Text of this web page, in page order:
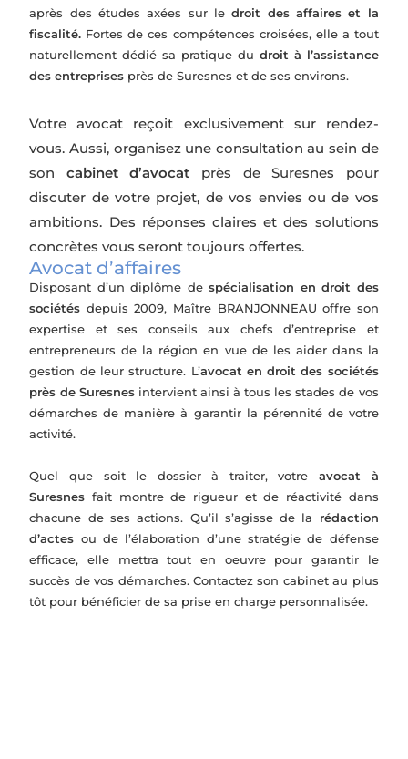
après des études axées sur ledroit des affaires et la
fiscalité. Fortes de ces compétences croisées, elle a tout
naturellement dédié sa pratique du droit à l’assistance
des entreprises près de Suresnes et de ses environs.
Votre avocat reçoit exclusivement sur rendez-
vous. Aussi, organisez une consultation au sein de
son cabinet d’avocat près de Suresnes pour
discuter de votre projet, de vos envies ou de vos
ambitions. Des réponses claires et des solutions
concrètes vous seront toujours offertes.
Avocat d’affaires
Disposant d’un diplôme despécialisation en droit des
sociétés depuis 2009, Maître BRANJONNEAU offre son
expertise et ses conseils aux chefs d’entreprise et
entrepreneurs de la région en vue de les aider dans la
gestion de leur structure. L’avocat en droit des sociétés
près de Suresnesintervient ainsi à tous les stades de vos
démarches de manière à garantir la pérennité de votre
activité.
Quel que soit le dossier à traiter, votreavocat à
Suresnes fait montre de rigueur et de réactivité dans
chacune de ses actions. Qu’il s’agisse de la rédaction
d’actes ou de l’élaboration d’une stratégie de défense
efficace, elle mettra tout en oeuvre pour garantir le
succès de vos démarches. Contactez son cabinet au plus
tôt pour bénéficier de sa prise en charge personnalisée.